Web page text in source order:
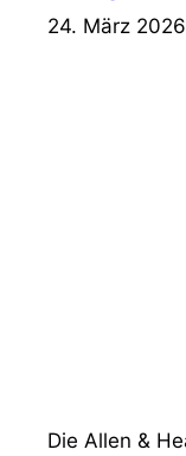
24. März 2026
Die Allen &